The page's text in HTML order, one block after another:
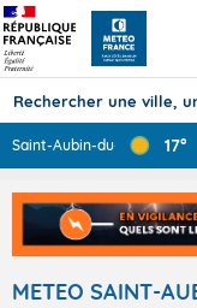
Saint-Aubin-du- ... 17°
METEO SAINT-